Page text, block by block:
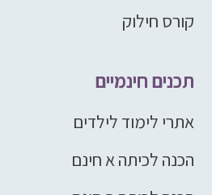
קורס חילוק
תכנים חינמיים
אתרי לימוד לילדים
הכנה לכיתה א חינם